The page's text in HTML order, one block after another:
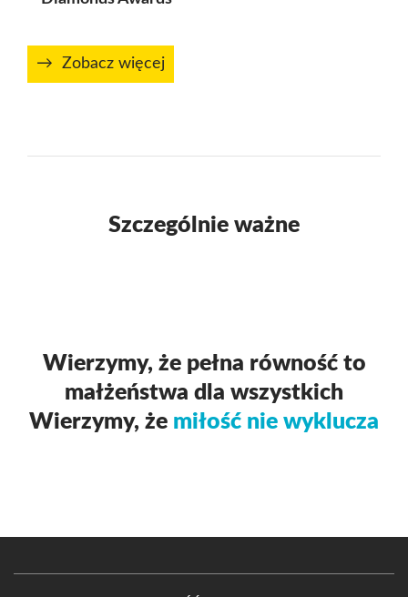
Zobacz więcej
Szczególnie ważne
Wierzymy, że pełna równość to
małżeństwa dla wszystkich
Wierzymy, że miłość nie wyklucza